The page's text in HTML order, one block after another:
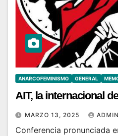
ANARCOFEMINISMO GENERAL
AIT, la internacional
MARZO 13, 2025 ADMIN
Conferencia pronunciada